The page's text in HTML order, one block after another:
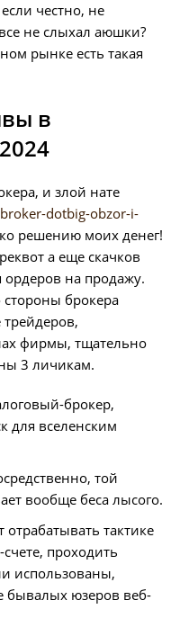
честно, не
не слыхал аюшки?
рынке есть такая
в
и злой нате
dotbig-obzor-i-
решению моих денег!
а еще скачков
на продажу.
стороны брокера
фирмы, тщательно
3 личикам.
брокер,
для вселенским
той
вообще беса лысого.
тактике
проходить
использованы,
бывалых юзеров веб-